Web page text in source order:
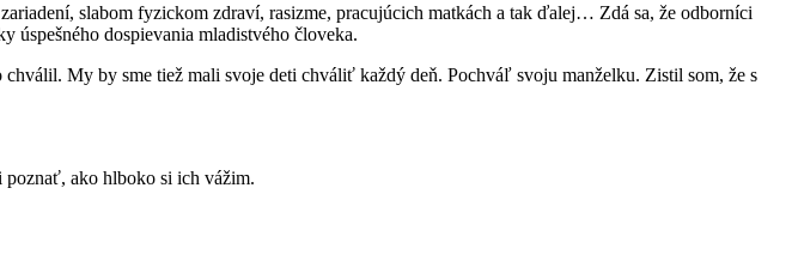
slabom fyzickom zdraví, rasizme, pracujúcich matkách a tak ďalej… Zdá sa, že odborníci
úspešného dospievania mladistvého človeka.
My by sme tiež mali svoje deti chváliť každý deň. Pochváľ svoju manželku. Zistil som, že s
poznať, ako hlboko si ich vážim.